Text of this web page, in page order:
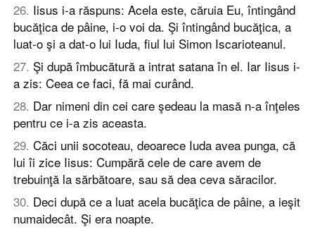
26. Iisus i-a răspuns: Acela este, căruia Eu, întingând
bucăţica de pâine, i-o voi da. Şi întingând bucăţica, a
luat-o şi a dat-o lui Iuda, fiul lui Simon Iscarioteanul.
27. Şi după îmbucătură a intrat satana în el. Iar Iisus i-
a zis: Ceea ce faci, fă mai curând.
28. Dar nimeni din cei care şedeau la masă n-a înţeles
pentru ce i-a zis aceasta.
29. Căci unii socoteau, deoarece Iuda avea punga, că
lui îi zice Iisus: Cumpără cele de care avem de
trebuinţă la sărbătoare, sau să dea ceva săracilor.
30. Deci după ce a luat acela bucăţica de pâine, a ieşit
numaidecât. Şi era noapte.